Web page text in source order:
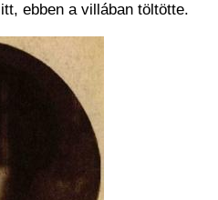
ebben a villában töltötte.